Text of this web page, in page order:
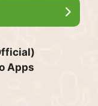
Apps